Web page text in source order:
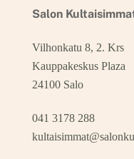
Salon
Vilhonkatu 8, 2. Krs
Kauppakeskus Plaza
24100 Salo
041 3178 288